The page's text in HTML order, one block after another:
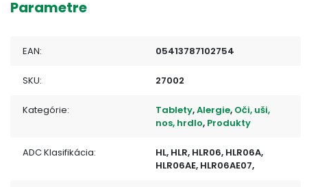
Parametre
EAN: 05413787102754
SKU: 27002
Kategórie: Tablety,Alergie, Oči, uši,
nos, hrdlo, Produkty
ADC Klasifikácia:
HL, HLR, HLR06, HLR06A,
HLR06AE, HLR06AE07,